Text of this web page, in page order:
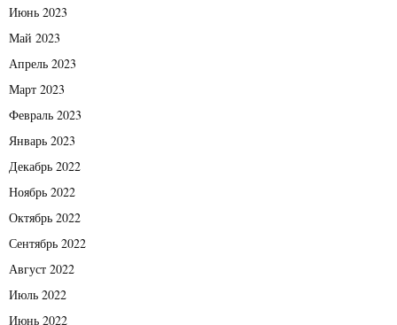
Июнь 2023
Май 2023
Апрель 2023
Март 2023
Февраль 2023
Январь 2023
Декабрь 2022
Ноябрь 2022
Октябрь 2022
Сентябрь 2022
Август 2022
Июль 2022
Июнь 2022